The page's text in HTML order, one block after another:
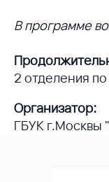
В программе
2 отделения
Организатор:
ГБУК